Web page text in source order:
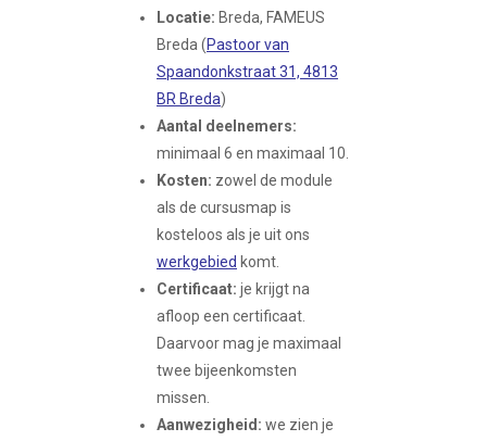
Locatie: Breda, FAMEUS
Breda (Pastoor van
Spaandonkstraat 31, 4813
BR Breda)
Aantal deelnemers:
minimaal 6 en maximaal 10.
Kosten: zowel de module
als de cursusmap is
kosteloos als je uit ons
werkgebied komt.
Certificaat: je krijgt na
afloop een certificaat.
Daarvoor mag je maximaal
twee bijeenkomsten
missen.
Aanwezigheid: we zien je